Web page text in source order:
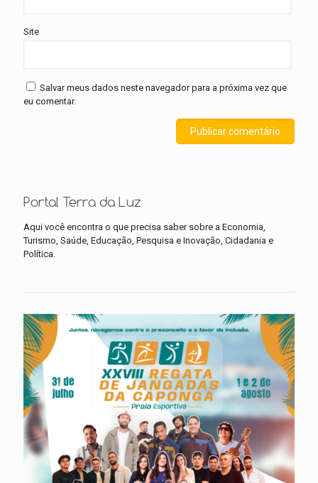
Site
Salvar meus dados neste navegador para a próxima vez que
eu comentar.
Portal Terra da Luz
Aqui você encontra o que precisa saber sobre a Economia,
Turismo, Saúde, Educação, Pesquisa e Inovação, Cidadania e
Política.